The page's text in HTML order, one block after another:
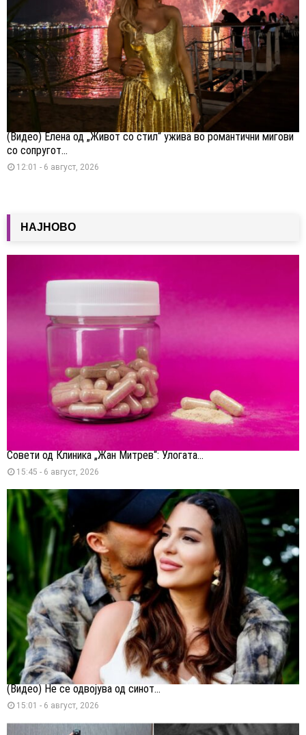
(Видео) Елена од „Живот со стил“ ужива во романтични мигови
со сопругот...
12:01 - 6 август, 2026
НАЈНОВО
Совети од Клиника „Жан Митрев“: Улогата...
15:45 - 6 август, 2026
(Видео) Не се одвојува од синот...
15:01 - 6 август, 2026